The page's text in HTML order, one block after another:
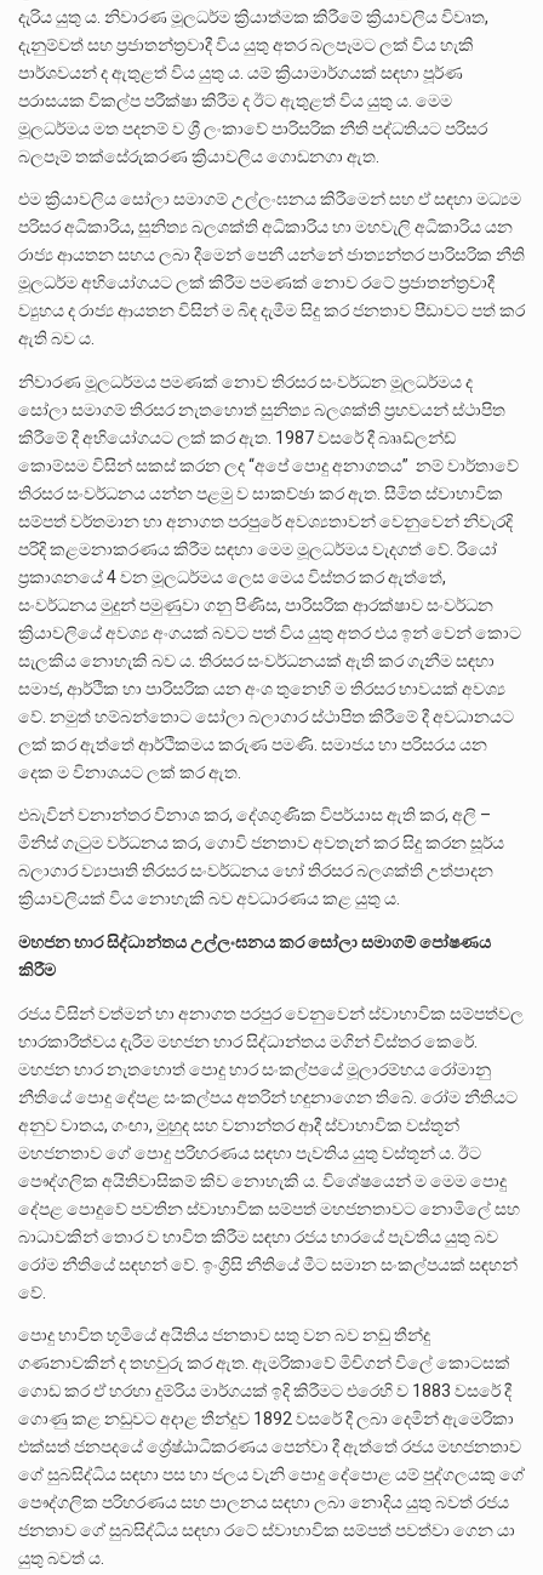
දැරිය යුතු ය. නිවාරණ මූලධර්ම ක්‍රියාත්මක කිරීමේ ක්‍රියාවලිය විවෘත,
දැනුම්වත් සහ ප්‍රජාතන්ත්‍රවාදී විය යුතු අතර බලපෑමට ලක් විය හැකි
පාර්ශවයන් ද ඇතුළත් විය යුතු ය. යම් ක්‍රියාමාර්ගයක් සඳහා පූර්ණ
පරාසයක විකල්ප පරීක්ෂා කිරීම ද ඊට ඇතුළත් විය යුතු ය. මෙම
මූලධර්මය මත පදනම් ව ශ්‍රී ලංකාවේ පාරිසරික නීති පද්ධතියට පරිසර
බලපෑම් තක්සේරුකරණ ක්‍රියාවලිය ගොඩනගා ඇත.
එම ක්‍රියාවලිය සෝලා සමාගම් උල්ලංඝනය කිරීමෙන් සහ ඒ සඳහා මධ්‍යම
පරිසර අධිකාරිය, සුනිත්‍ය බලශක්ති අධිකාරිය හා මහවැලි අධිකාරිය යන
රාජ්‍ය ආයතන සහය ලබා දීමෙන් පෙනී යන්නේ ජාත්‍යන්තර පාරිසරික නීති
මූලධර්ම අභියෝගයට ලක් කිරීම පමණක් නොව රටේ ප්‍රජාතන්ත්‍රවාදී
ව්‍යුහය ද රාජ්‍ය ආයතන විසින් ම බිඳ දැමීම සිදු කර ජනතාව පීඩාවට පත් කර
ඇති බව ය.
නිවාරණ මූලධර්මය පමණක් නොව තිරසර සංවර්ධන මූලධර්මය ද
සෝලා සමාගම් තිරසර නැතහොත් සුනිත්‍ය බලශක්ති ප්‍රභවයන් ස්ථාපිත
කිරීමේ දී අභියෝගයට ලක් කර ඇත. 1987 වසරේ දී බෲඩ්ලන්ඩ්
කොම්සම විසින් සකස් කරන ලද “අපේ පොදු අනාගතය” නම් වාර්තාවේ
තිරසර සංවර්ධනය යන්න පළමු ව සාකච්ඡා කර ඇත. සීමිත ස්වාභාවික
සම්පත් වර්තමාන හා අනාගත පරපුරේ අවශ්‍යතාවන් වෙනුවෙන් නිවැරදි
පරිදි කළමනාකරණය කිරීම සඳහා මෙම මූලධර්මය වැදගත් වේ. රියෝ
ප්‍රකාශනයේ 4 වන මූලධර්මය ලෙස මෙය විස්තර කර ඇත්තේ,
සංවර්ධනය මුදුන් පමුණුවා ගනු පිණිස, පාරිසරික ආරක්ෂාව සංවර්ධන
ක්‍රියාවලියේ අවශ්‍ය අංගයක් බවට පත් විය යුතු අතර එය ඉන් වෙන් කොට
සැලකිය නොහැකි බව ය. තිරසර සංවර්ධනයක් ඇති කර ගැනීම සඳහා
සමාජ, ආර්ථික හා පාරිසරික යන අංශ තුනෙහි ම තිරසර භාවයක් අවශ්‍ය
වේ. නමුත් හම්බන්තොට සෝලා බලාගාර ස්ථාපිත කිරීමේ දී අවධානයට
ලක් කර ඇත්තේ ආර්ථිකමය කරුණ පමණි. සමාජය හා පරිසරය යන
දෙක ම විනාශයට ලක් කර ඇත.
එබැවින් වනාන්තර විනාශ කර, දේශගුණික විපර්යාස ඇති කර, අලි –
මිනිස් ගැටුම වර්ධනය කර, ගොවි ජනතාව අවතැන් කර සිදු කරන සූර්ය
බලාගාර ව්‍යාපෘති තිරසර සංවර්ධනය හෝ තිරසර බලශක්ති උත්පාදන
ක්‍රියාවලියක් විය නොහැකි බව අවධාරණය කළ යුතු ය.
මහජන භාර සිද්ධාන්තය උල්ලංඝනය කර සෝලා සමාගම් පෝෂණය
කිරීම
රජය විසින් වත්මන් හා අනාගත පරපුර වෙනුවෙන් ස්වාභාවික සම්පත්වල
භාරකාරීත්වය දැරීම මහජන භාර සිද්ධාන්තය මගින් විස්තර කෙරේ.
මහජන භාර නැතහොත් පොදු භාර සංකල්පයේ මූලාරම්භය රෝමානු
නීතියේ පොදු දේපළ සංකල්පය අතරින් හඳුනාගෙන තිබේ. රෝම නීතියට
අනුව වාතය, ගංඟා, මුහුද සහ වනාන්තර ආදී ස්වාභාවික වස්තූන්
මහජනතාව ගේ පොදු පරිහරණය සඳහා පැවතිය යුතු වස්තූන් ය. ඊට
පෞද්ගලික අයිතිවාසිකම් කිව නොහැකි ය. විශේෂයෙන් ම මෙම පොදු
දේපළ පොදුවේ පවතින ස්වාභාවික සම්පත් මහජනතාවට නොමිලේ සහ
බාධාවකින් තොර ව භාවිත කිරීම සඳහා රජය භාරයේ පැවතිය යුතු බව
රෝම නීතියේ සඳහන් වේ. ඉංග්‍රිසි නීතියේ මීට සමාන සංකල්පයක් සඳහන්
වේ.
පොදු භාවිත භූමියේ අයිතිය ජනතාව සතු වන බව නඩු තීන්දු
ගණනාවකින් ද තහවුරු කර ඇත. ඇමරිකාවේ මිචිගන් විලේ කොටසක්
ගොඩ කර ඒ හරහා දුම්රිය මාර්ගයක් ඉදි කිරීමට එරෙහි ව 1883 වසරේ දී
ගොණු කළ නඩුවට අදාළ තීන්දුව 1892 වසරේ දී ලබා දෙමින් ඇමෙරිකා
එක්සත් ජනපදයේ ශ්‍රේෂ්ඨාධිකරණය පෙන්වා දී ඇත්තේ රජය මහජනතාව
ගේ සුබසිද්ධිය සඳහා පස හා ජලය වැනි පොදු දේපොළ යම් පුද්ගලයකු ගේ
පෞද්ගලික පරිහරණය සහ පාලනය සඳහා ලබා නොදිය යුතු බවත් රජය
ජනතාව ගේ සුබසිද්ධිය සඳහා රටේ ස්වාභාවික සම්පත් පවත්වා ගෙන යා
යුතු බවත් ය.